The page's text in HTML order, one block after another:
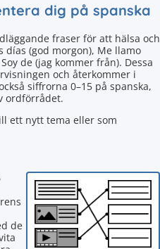
dig på spanska
fraser för att hälsa och
días (god morgon), Me llamo
de (jag kommer från). Dessa
och återkommer i
siffrorna 0–15 på spanska,
ordförrådet.
ett nytt tema eller som
de